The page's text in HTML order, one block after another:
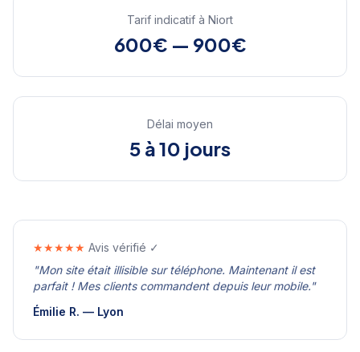
Tarif indicatif à Niort
600€ — 900€
Délai moyen
5 à 10 jours
★★★★★ Avis vérifié ✓
"Mon site était illisible sur téléphone. Maintenant il est
parfait ! Mes clients commandent depuis leur mobile."
Émilie R. — Lyon